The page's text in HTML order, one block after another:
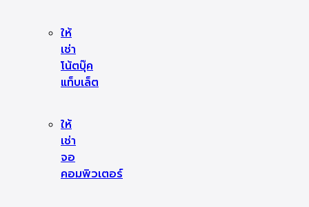
ให้
เช่า
โน้ตบุ๊ค
แท็บเล็ต
ให้
เช่า
จอ
คอมพิวเตอร์